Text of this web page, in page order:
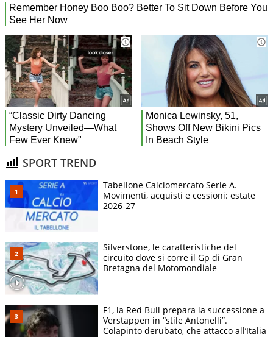
SPORT TREND
Tabellone Calciomercato Serie A.
Movimenti, acquisti e cessioni: estate
2026-27
Silverstone, le caratteristiche del
circuito dove si corre il Gp di Gran
Bretagna del Motomondiale
F1, la Red Bull prepara la successione a
Verstappen in “stile Antonelli”.
Colapinto derubato, che attacco all’Italia